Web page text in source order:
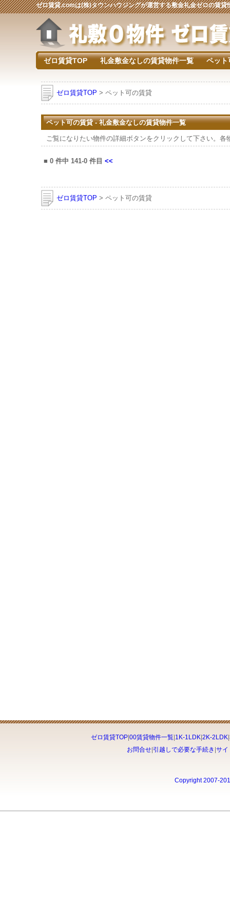
ゼロ賃貸.comは(株)タウンハウジングが運営する敷金礼金ゼロの賃貸
ゼロ賃貸TOP 礼金敷金なしの賃貸物件一覧 ペット
ゼロ賃貸TOP > ペット可の賃貸
ペット可の賃貸 - 礼金敷金なしの賃貸物件一覧
ご覧になりたい物件の詳細ボタンをクリックして下さい。各
■ 0 件中 141-0 件目 <<
ゼロ賃貸TOP > ペット可の賃貸
ゼロ賃貸TOP| 00賃貸物件一覧| 1K-1LDK| 2K-2LDK|
お問合せ 引越しで必要な手続き サイ
Copyright 2007-